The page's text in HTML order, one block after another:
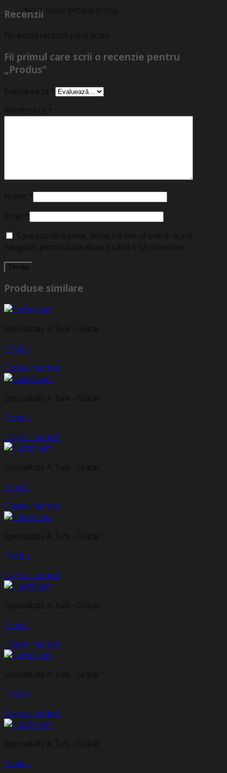
Nu ai niciun produs în coș.
Recenzii
Nu există recenzii până acum.
Fii primul care scrii o recenzie pentru
„Produs”
Evaluarea ta *
Recenzia ta *
Nume *
Email *
Salvează-mi numele, emailul și site-ul web în acest
navigator pentru data viitoare când o să comentez.
Produse similare
Specialitate A Turk - Grătar
Produs
Citește mai mult
Specialitate A Turk - Grătar
Produs
Citește mai mult
Specialitate A Turk - Grătar
Produs
Citește mai mult
Specialitate A Turk - Grătar
Produs
Citește mai mult
Specialitate A Turk - Grătar
Produs
Citește mai mult
Specialitate A Turk - Grătar
Produs
Citește mai mult
Specialitate A Turk - Grătar
Produs